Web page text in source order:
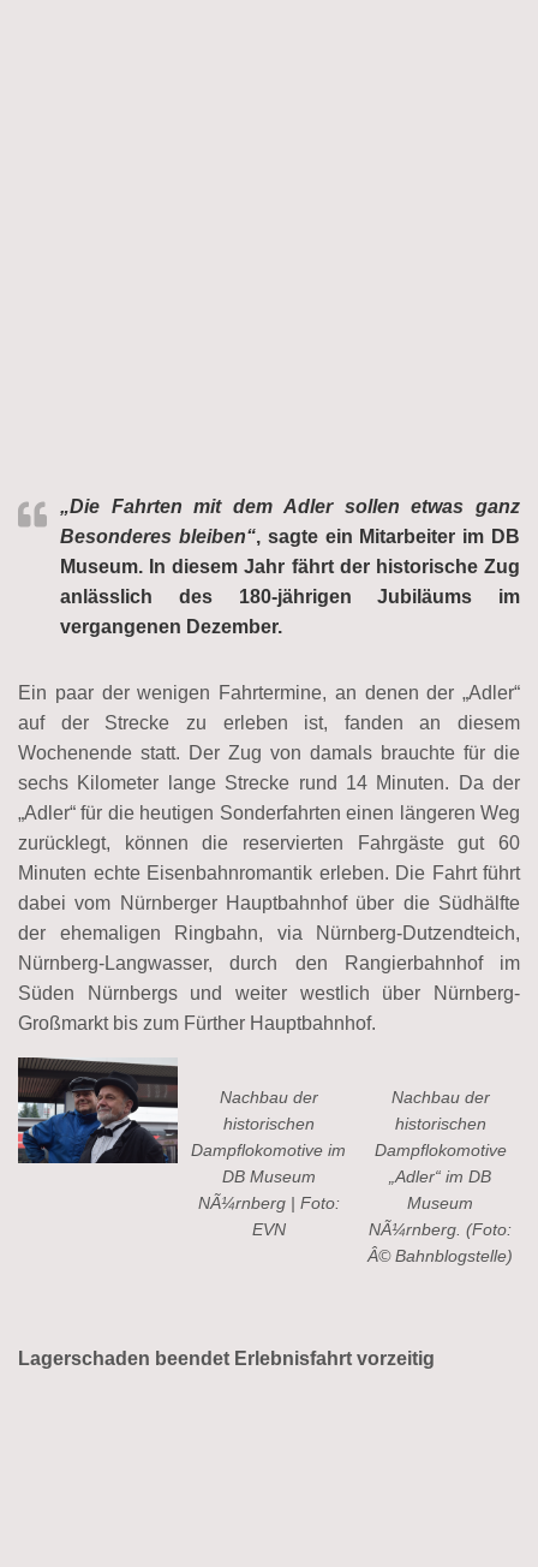
„Die Fahrten mit dem Adler sollen etwas ganz
Besonderes bleiben“, sagte ein Mitarbeiter im DB
Museum. In diesem Jahr fährt der historische Zug
anlässlich des 180-jährigen Jubiläums im
vergangenen Dezember.
Ein paar der wenigen Fahrtermine, an denen der „Adler“
auf der Strecke zu erleben ist, fanden an diesem
Wochenende statt. Der Zug von damals brauchte für die
sechs Kilometer lange Strecke rund 14 Minuten. Da der
„Adler“ für die heutigen Sonderfahrten einen längeren Weg
zurücklegt, können die reservierten Fahrgäste gut 60
Minuten echte Eisenbahnromantik erleben. Die Fahrt führt
dabei vom Nürnberger Hauptbahnhof über die Südhälfte
der ehemaligen Ringbahn, via Nürnberg-Dutzendteich,
Nürnberg-Langwasser, durch den Rangierbahnhof im
Süden Nürnbergs und weiter westlich über Nürnberg-
Großmarkt bis zum Fürther Hauptbahnhof.
Nachbau der
historischen
Dampflokomotive im
DB Museum
NÃ¼rnberg | Foto:
EVN
Nachbau der
historischen
Dampflokomotive
„Adler“ im DB
Museum
NÃ¼rnberg. (Foto:
Â© Bahnblogstelle)
Lagerschaden beendet Erlebnisfahrt vorzeitig